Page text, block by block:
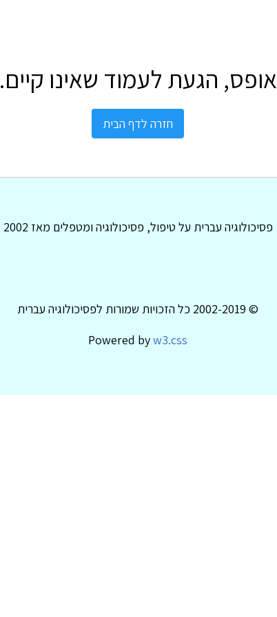
אופס, הגעת לעמוד שאינו קיים.
חזרה לדף הבית
פסיכולוגיה עברית על טיפול, פסיכולוגיה ומטפלים מאז 2002
© 2002-2019 כל הזכויות שמורות לפסיכולוגיה עברית
Powered byw3.css